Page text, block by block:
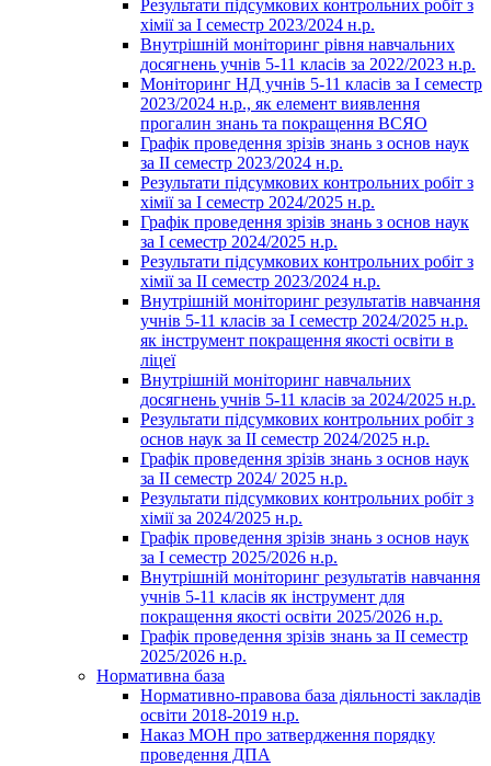
Результати підсумкових контрольних робіт з
хімії за І семестр 2023/2024 н.р.
Внутрішній моніторинг рівня навчальних
досягнень учнів 5-11 класів за 2022/2023 н.р.
Моніторинг НД учнів 5-11 класів за І семестр
2023/2024 н.р., як елемент виявлення
прогалин знань та покращення ВСЯО
Графік проведення зрізів знань з основ наук
за ІІ семестр 2023/2024 н.р.
Результати підсумкових контрольних робіт з
хімії за І семестр 2024/2025 н.р.
Графік проведення зрізів знань з основ наук
за І семестр 2024/2025 н.р.
Результати підсумкових контрольних робіт з
хімії за ІІ семестр 2023/2024 н.р.
Внутрішній моніторинг результатів навчання
учнів 5-11 класів за І семестр 2024/2025 н.р.
як інструмент покращення якості освіти в
ліцеї
Внутрішній моніторинг навчальних
досягнень учнів 5-11 класів за 2024/2025 н.р.
Результати підсумкових контрольних робіт з
основ наук за ІІ семестр 2024/2025 н.р.
Графік проведення зрізів знань з основ наук
за ІІ семестр 2024/ 2025 н.р.
Результати підсумкових контрольних робіт з
хімії за 2024/2025 н.р.
Графік проведення зрізів знань з основ наук
за І семестр 2025/2026 н.р.
Внутрішній моніторинг результатів навчання
учнів 5-11 класів як інструмент для
покращення якості освіти 2025/2026 н.р.
Графік проведення зрізів знань за ІІ семестр
2025/2026 н.р.
Нормативна база
Нормативно-правова база діяльності закладів
освіти 2018-2019 н.р.
Наказ МОН про затвердження порядку
проведення ДПА